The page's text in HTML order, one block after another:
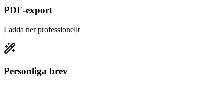
PDF-export
Ladda ner professionellt
Personliga brev